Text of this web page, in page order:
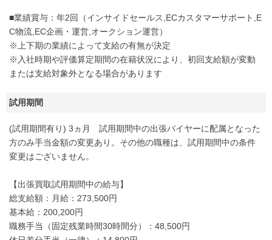
■業績賞与：年2回（インサイドセールス,ECカスタマーサポート,E
C物流,EC企画・運営,オークション運営）
※上下期の業績によって支給の有無が決定
※入社時期や評価算定期間の在籍状況により、初回支給額が変動
または支給対象外となる場合があります
試用期間
(試用期間有り) 3ヵ月 試用期間中の出張バイヤーに配属となった
方のみ手当金額の変更あり。その他の職種は、試用期間中の条件
変更はございません。
【出張買取試用期間中の給与】
総支給額：月給：273,500円
基本給：200,200円
職務手当（固定残業時間30時間分）：48,500円